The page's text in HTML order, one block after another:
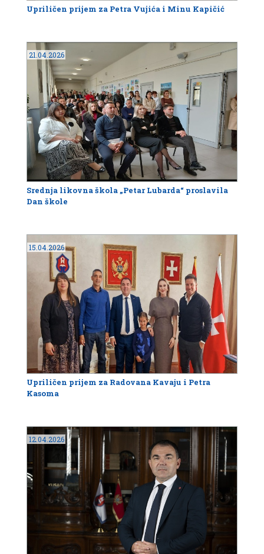
Upriličen prijem za Petra Vujića i Minu Kapičić
21.04.2026
Srednja likovna škola „Petar Lubarda“ proslavila
Dan škole
15.04.2026
Upriličen prijem za Radovana Kavaju i Petra
Kasoma
12.04.2026